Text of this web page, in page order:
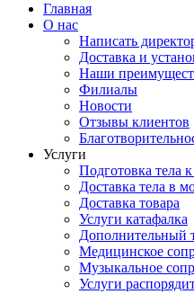
Главная
О нас
Написать
Доставка и
Наши
Филиалы
Новости
Отзывы клиентов
Услуги
Подготовка тела
Доставка тела в
Доставка товара
Услуги катафалка
Дополнительный
Медицинское
Музыкальное
Услуги